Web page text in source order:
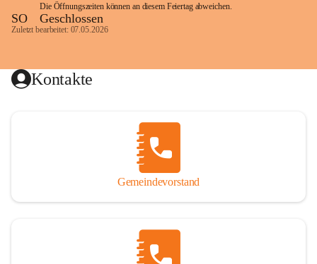
Die Öffnungszeiten können an diesem Feiertag abweichen.
SO Geschlossen
Zuletzt bearbeitet: 07.05.2026
Kontakte
Gemeindevorstand